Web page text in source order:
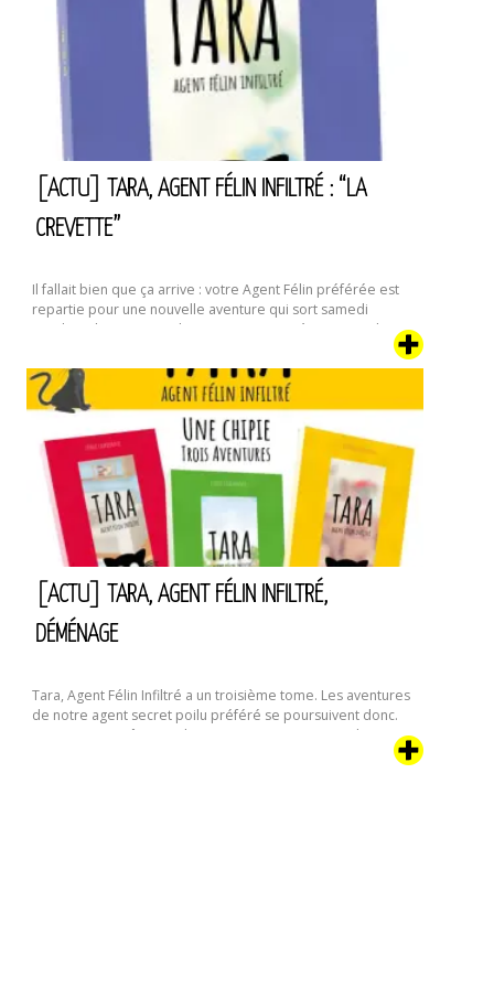
L’Automne
[ACTU] TARA, AGENT FÉLIN INFILTRÉ : “LA
CREVETTE”
Il fallait bien que ça arrive : votre Agent Félin préférée est
repartie pour une nouvelle aventure qui sort samedi
prochain, le 17 septembre. Dans ce quatrième tome de ses
semblait s’être un peu calmée depuis “Le Déménagement”
va connaître un évènement encore plus traumatisant : …
Continuer la lecture de[Actu]
Tara,
Agent
Félin
Crevette”
[ACTU] TARA, AGENT FÉLIN INFILTRÉ,
DÉMÉNAGE
Tara, Agent Félin Infiltré a un troisième tome. Les aventures
de notre agent secret poilu préféré se poursuivent donc.
On murmure même qu’il y aurait encore au moins deux
tomes en préparation. Dans cette aventure, notre chipie va